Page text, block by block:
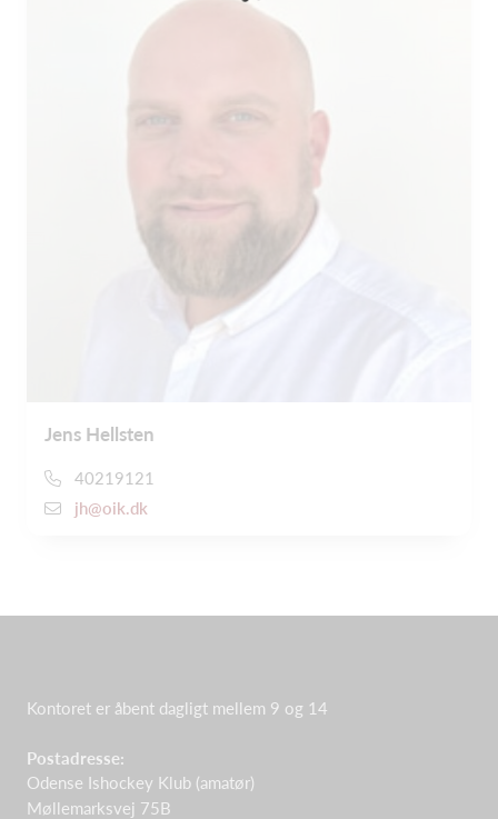
Jens Hellsten
40219121
jh@oik.dk
Kontoret er åbent dagligt mellem 9 og 14
Postadresse:
Odense Ishockey Klub (amatør)
Møllemarksvej 75B